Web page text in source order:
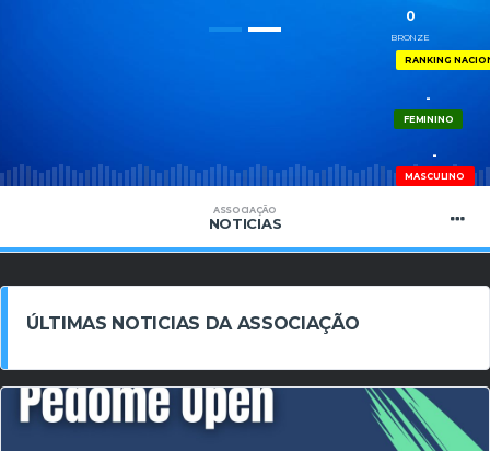
0
BRONZE
RANKING
-
FEMININO
-
MASCULINO
ASSOCIAÇÃO
NOTICIAS
ÚLTIMAS NOTICIAS DA ASSOCIAÇÃO